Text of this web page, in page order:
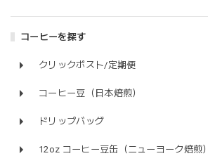
コーヒーを探す
クリックポスト/定期便
コーヒー豆（日本焙煎）
ドリップバッグ
12oz コーヒー豆缶（ニューヨーク焙煎）